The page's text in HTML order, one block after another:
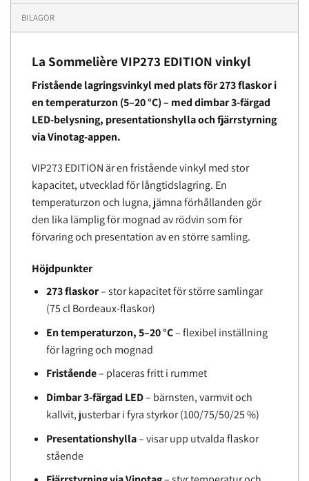
BILAGOR
La Sommelière VIP273 EDITION vinkyl
Fristående lagringsvinkyl med plats för 273 flaskor i
en temperaturzon (5–20 °C) – med dimbar 3-färgad
LED-belysning, presentationshylla och fjärrstyrning
via Vinotag-appen.
VIP273 EDITION är en fristående vinkyl med stor
kapacitet, utvecklad för långtidslagring. En
temperaturzon och lugna, jämna förhållanden gör
den lika lämplig för mognad av rödvin som för
förvaring och presentation av en större samling.
Höjdpunkter
273 flaskor– stor kapacitet för större samlingar
(75 cl Bordeaux-flaskor)
En temperaturzon, 5–20 °C– flexibel inställning
för lagring och mognad
Fristående– placeras fritt i rummet
Dimbar 3-färgad LED– bärnsten, varmvit och
kallvit, justerbar i fyra styrkor (100/75/50/25 %)
Presentationshylla– visar upp utvalda flaskor
stående